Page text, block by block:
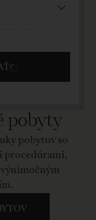
pobyty
pobytov so
procedúrami,